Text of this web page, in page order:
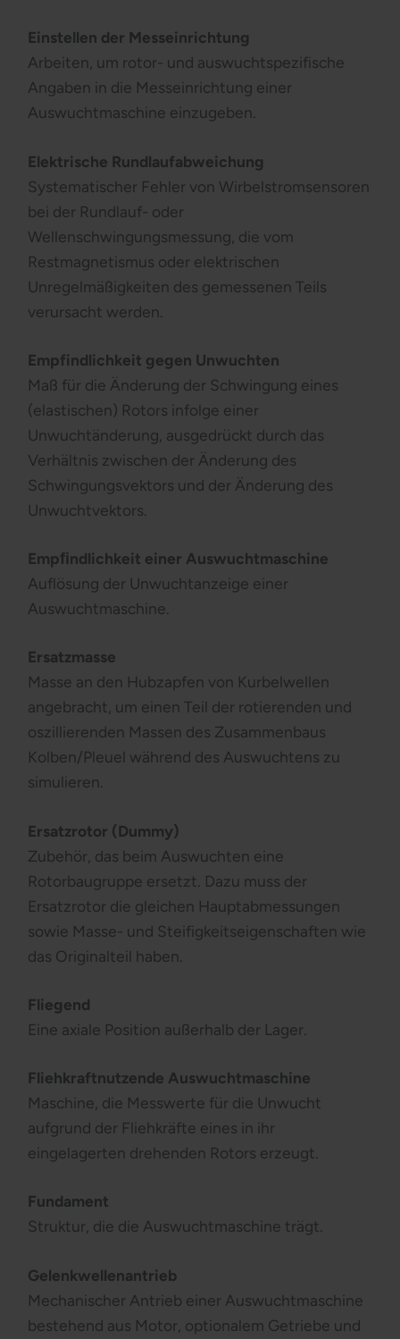
Einstellen der Messeinrichtung
Arbeiten, um rotor- und auswuchtspezifische
Angaben in die Messeinrichtung einer
Auswuchtmaschine einzugeben.
Elektrische Rundlaufabweichung
Systematischer Fehler von Wirbelstromsensoren
bei der Rundlauf- oder
Wellenschwingungsmessung, die vom
Restmagnetismus oder elektrischen
Unregelmäßigkeiten des gemessenen Teils
verursacht werden.
Empfindlichkeit gegen Unwuchten
Maß für die Änderung der Schwingung eines
(elastischen) Rotors infolge einer
Unwuchtänderung, ausgedrückt durch das
Verhältnis zwischen der Änderung des
Schwingungsvektors und der Änderung des
Unwuchtvektors.
Empﬁndlichkeit einer Auswuchtmaschine
Auflösung der Unwuchtanzeige einer
Auswuchtmaschine.
Ersatzmasse
Masse an den Hubzapfen von Kurbelwellen
angebracht, um einen Teil der rotierenden und
oszillierenden Massen des Zusammenbaus
Kolben/Pleuel während des Auswuchtens zu
simulieren.
Ersatzrotor (Dummy)
Zubehör, das beim Auswuchten eine
Rotorbaugruppe ersetzt. Dazu muss der
Ersatzrotor die gleichen Hauptabmessungen
sowie Masse- und Steifigkeitseigenschaften wie
das Originalteil haben.
Fliegend
Eine axiale Position außerhalb der Lager.
Fliehkraftnutzende Auswuchtmaschine
Maschine, die Messwerte für die Unwucht
aufgrund der Fliehkräfte eines in ihr
eingelagerten drehenden Rotors erzeugt.
Fundament
Struktur, die die Auswuchtmaschine trägt.
Gelenkwellenantrieb
Mechanischer Antrieb einer Auswuchtmaschine
bestehend aus Motor, optionalem Getriebe und